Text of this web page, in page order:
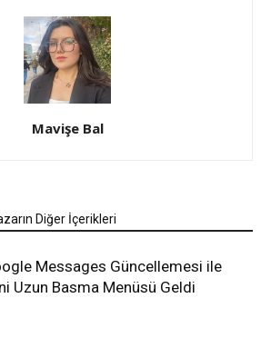
Mavişe Bal
Diğer İçerikleri
Messages Güncellemesi ile
Uzun Basma Menüsü Geldi